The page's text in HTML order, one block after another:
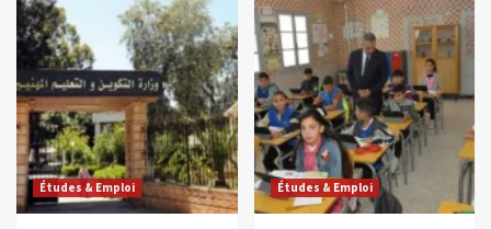
Études & Emploi Études & Emploi